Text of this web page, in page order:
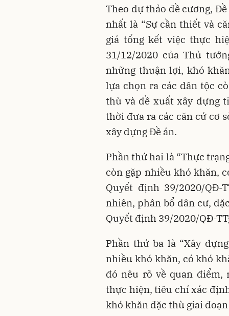
Theo dự thảo đề cương,
nhất là “Sự cần thiết và
giá tổng kết việc thực
31/12/2020 của Thủ
những thuận lợi, khó
lựa chọn ra các dân tộc
thù và đề xuất xây dựng
thời đưa ra các căn cứ cơ
xây dựng Đề án.
Phần thứ hai là “Thực
còn gặp nhiều khó khăn,
Quyết định 39/2020/
nhiên, phân bổ dân cư,
Quyết định 39/2020/QĐ-
Phần thứ ba là “Xây
nhiều khó khăn, có khó
đó nêu rõ về quan
thực hiện, tiêu chí xác
khó khăn đặc thù giai